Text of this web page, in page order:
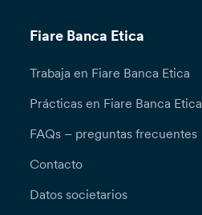
Fiare Banca Etica
Trabaja en Fiare Banca Etica
Prácticas en Fiare Banca Etica
FAQs – preguntas frecuentes
Contacto
Datos societarios